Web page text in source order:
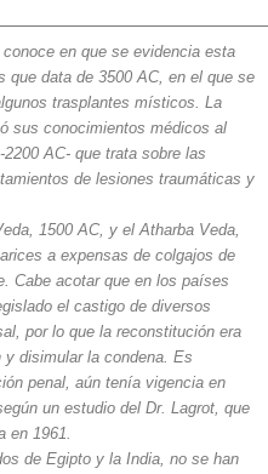
en que se evidencia esta
que data de 3500 AC, en el que se
trasplantes místicos. La
sus conocimientos médicos al
AC- que trata sobre las
de lesiones traumáticas y
1500 AC, y el Atharba Veda,
a expensas de colgajos de
Cabe acotar que en los países
el castigo de diversos
por lo que la reconstitución era
y disimular la condena. Es
penal, aún tenía vigencia en
un estudio del Dr. Lagrot, que
en 1961.
de Egipto y la India, no se han